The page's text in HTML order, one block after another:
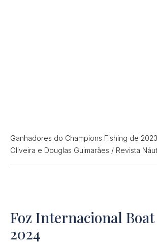
Ganhadores do Champions Fishing de
Oliveira e Douglas Guimarães / Revista
Foz Internacional
2024